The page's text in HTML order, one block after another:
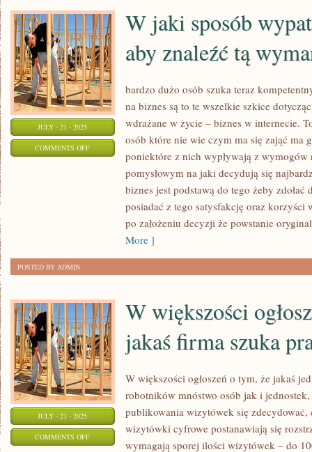
JULY - 21 - 2025
COMMENTS OFFON
WYMARZONĄ?
W jaki sposób
aby znaleźć tą
bardzo dużo osób szuka teraz
na biznes są to te wszelkie szkice
wdrażane w życie – biznes w internecie.
osób które nie wie czym ma się zająć ma
poniektóre z nich wypływają z wymogów
pomysłowym na jaki decydują się
biznes jest podstawą do tego żeby zdołać
posiadać z tego satysfakcję oraz korzyści
po założeniu decyzji że powstanie
More ]
POSTED BY ADMIN
JULY - 21 - 2025
COMMENTS OFFON
W większości
jakaś firma szuka
W większości ogłoszeń o tym, że jakaś
robotników mnóstwo osób jak i
publikowania wizytówek się
wizytówki cyfrowe postanawiają się
wymagają sporej ilości wizytówek – do